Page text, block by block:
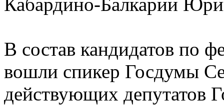
В состав кандидатов по
вошли спикер Госдумы
действующих депутатов